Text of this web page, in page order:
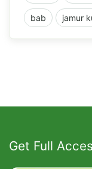
bab jamur
Get Full